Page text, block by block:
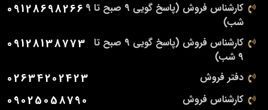
کارشناس فروش (پاسخ گویی 9 صبح تا 9
شب)
09128698266
کارشناس فروش (پاسخ گویی 9 صبح تا
9 شب)
09128138773
دفتر فروش 02634202423
کارشناس فروش 09025058790